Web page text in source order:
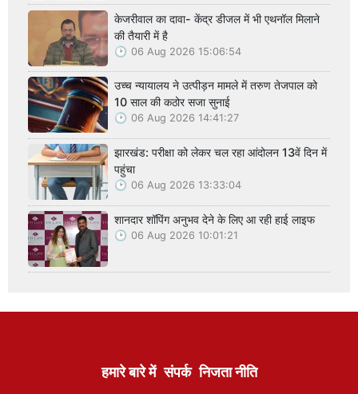
केजरीवाल का दावा- केंद्र डीजल में भी एथनॉल मिलाने
की तैयारी में है
06 Aug 2026 15:06:54
उच्च न्यायालय ने उत्पीड़न मामले में तरुण तेजपाल को
10 साल की कठोर सजा सुनाई
06 Aug 2026 14:41:27
झारखंड: परीक्षा को लेकर चल रहा आंदोलन 13वें दिन में
पहुंचा
06 Aug 2026 13:33:04
शानदार शॉपिंग अनुभव देने के लिए आ रही हाई लाइफ
06 Aug 2026 10:01:21
हमारे बारे में संपर्क निजता नीति